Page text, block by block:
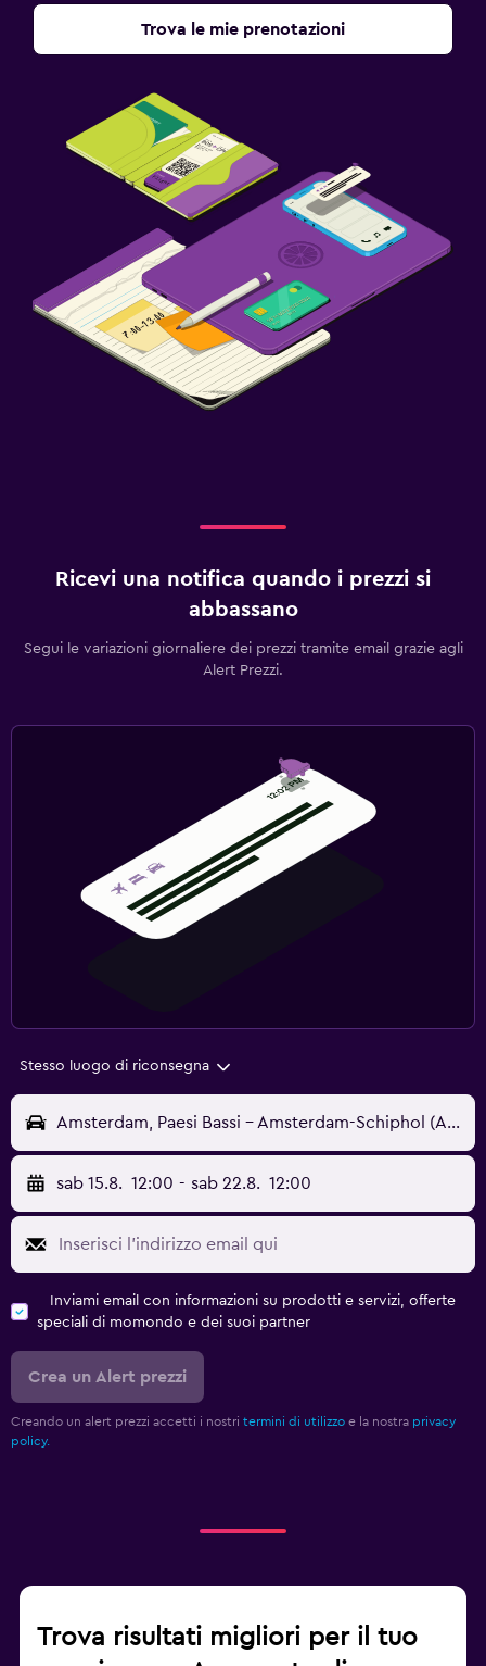
Trova le mie prenotazioni
Ricevi una notifica quando i prezzi si
abbassano
Segui le variazioni giornaliere dei prezzi tramite email grazie agli
Alert Prezzi.
Stesso luogo di riconsegna
Amsterdam, Paesi Bassi - Amsterdam-Schiphol (AMS)
sab 15.8. 12:00 - sab 22.8. 12:00
Inviami email con informazioni su prodotti e servizi, offerte
speciali di momondo e dei suoi partner
Crea un Alert prezzi
Creando un alert prezzi accetti i nostri termini di utilizzo e la nostra privacy
policy.
Trova risultati migliori per il tuo